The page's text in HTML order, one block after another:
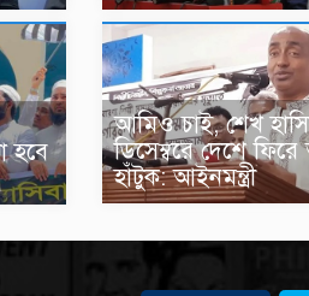
হবে
আমিও চাই, শেখ
ডিসেম্বরে দেশে
হাঁটুক: আইনমন্ত্রী